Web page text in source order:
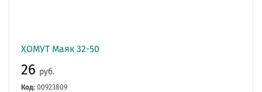
ХОМУТ Маяк 32-50
26 руб.
Код: 00923809